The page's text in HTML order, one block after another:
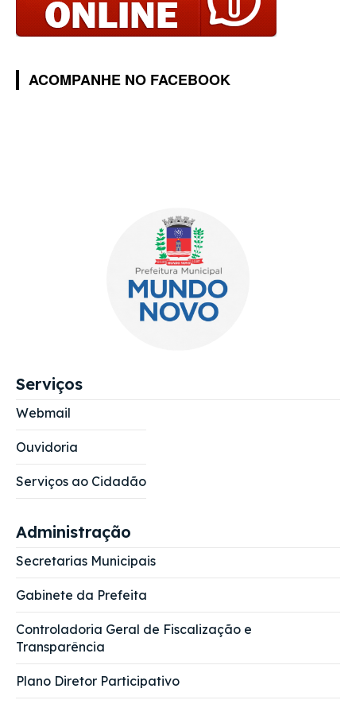
ACOMPANHE NO FACEBOOK
Serviços
Webmail
Ouvidoria
Serviços ao Cidadão
Administração
Secretarias Municipais
Gabinete da Prefeita
Controladoria Geral de Fiscalização e
Transparência
Plano Diretor Participativo